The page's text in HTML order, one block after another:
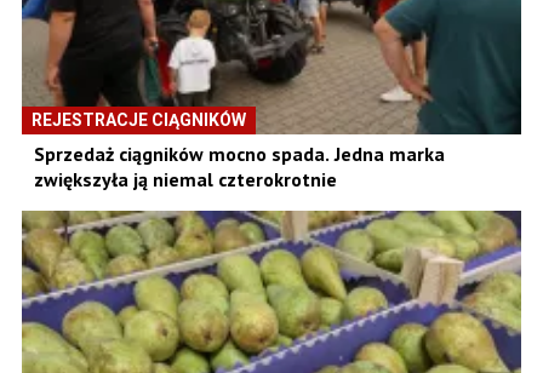
REJESTRACJE CIĄGNIKÓW
Sprzedaż ciągników mocno spada. Jedna marka
zwiększyła ją niemal czterokrotnie